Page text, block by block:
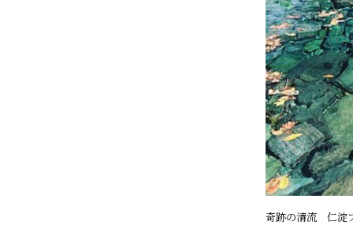
奇跡の清流 仁淀